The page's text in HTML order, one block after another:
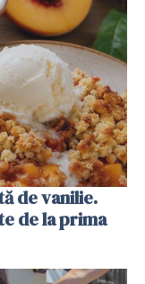
de vanilie.
de la prima